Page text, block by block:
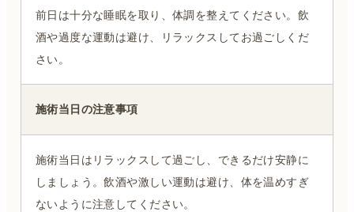
前日は十分な睡眠を取り、体調を整えてください。飲
酒や過度な運動は避け、リラックスしてお過ごしくだ
さい。
施術当日の注意事項
施術当日はリラックスして過ごし、できるだけ安静に
しましょう。飲酒や激しい運動は避け、体を温めすぎ
ないように注意してください。